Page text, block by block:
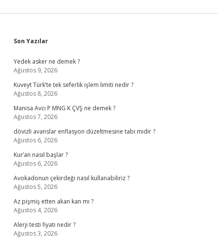
Sidebar
Son Yazılar
Yedek asker ne demek ?
Ağustos 9, 2026
Kuveyt Türk’te tek seferlik işlem limiti nedir ?
Ağustos 8, 2026
Manisa Avcı P MNG K ÇVŞ ne demek ?
Ağustos 7, 2026
dövizli avanslar enflasyon düzeltmesine tabi midir ?
Ağustos 6, 2026
Kur’an nasıl başlar ?
Ağustos 6, 2026
Avokadonun çekirdeği nasıl kullanabiliriz ?
Ağustos 5, 2026
Az pişmiş etten akan kan mı ?
Ağustos 4, 2026
Alerji testi fiyatı nedir ?
Ağustos 3, 2026